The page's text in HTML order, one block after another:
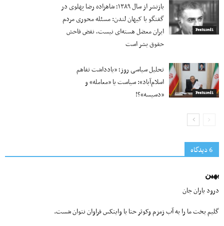
Featured1
بازنشر از سال ۱۳۸۹؛ شاهزاده رضا پهلوی در
گفتگو با کیهان لندن: مسئله محوری مردم
ایران معضل هسته‌ای نیست، نقض فاحش
حقوق بشر است
Featured1
تحلیل سیاسی روز؛ «یادداشت تفاهم
اسلام‌آباد»: سیاست یا «معامله» و
«دسیسه»؟!
6 دیدگاه‌
بهین
درود یاران جان
گلیم بخت ما را به آب زمزم وکوثر حتا با وایتکس فراوان نتوان شست.